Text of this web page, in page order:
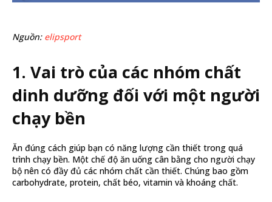
Nguồn: elipsport
1. Vai trò của các nhóm chất
dinh dưỡng đối với một người
chạy bền
Ăn đúng cách giúp bạn có năng lượng cần thiết trong quá
trình chạy bền. Một chế độ ăn uống cân bằng cho người chạy
bộ nên có đầy đủ các nhóm chất cần thiết. Chúng bao gồm
carbohydrate, protein, chất béo, vitamin và khoáng chất.